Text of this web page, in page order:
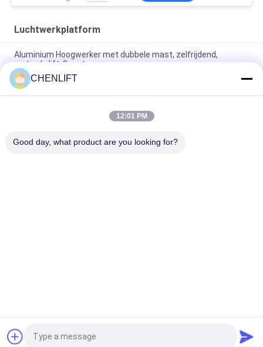
Luchtwerkplatform
Aluminium Hoogwerker met dubbele mast, zelfrijdend,
verticale lift, 9 meter
10 meter hoog luchtwerkplatform met dubbele masten
Hydraulische verticale lifttafel
Aluminium Type Hoogwerker met Hefhoogte 14m
Vraag een offerte aan
CHENLIFT
12:01 PM
Good day, what product are you looking for?